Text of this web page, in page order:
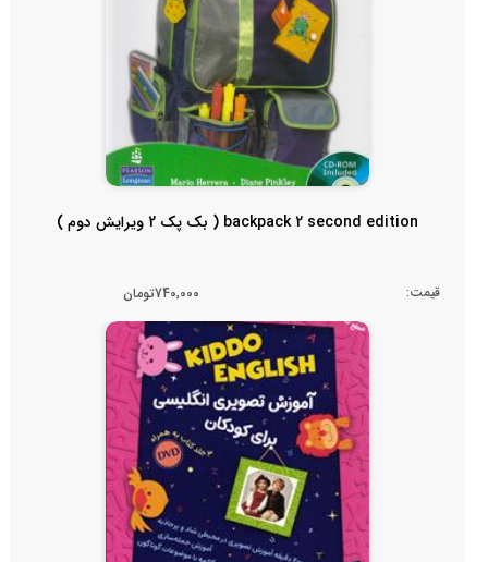
backpack 2 second edition ( بک پک 2 ویرایش دوم )
قیمت: 740,000تومان